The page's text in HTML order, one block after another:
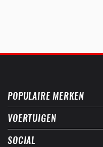
POPULAIRE MERKEN
VOERTUIGEN
SOCIAL